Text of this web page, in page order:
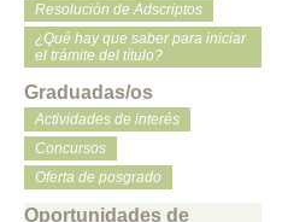
Resolución de Adscriptos
¿Qué hay que saber para iniciar
el trámite del título?
Graduadas/os
Actividades de interés
Concursos
Oferta de posgrado
Oportunidades de